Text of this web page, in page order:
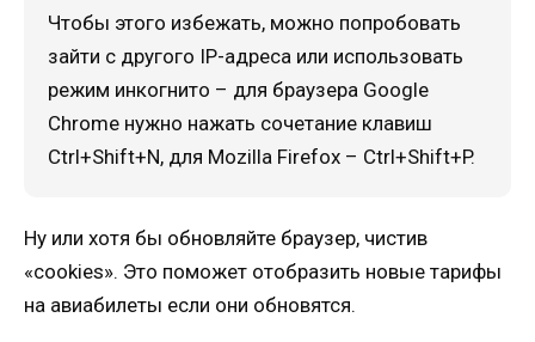
Чтобы этого избежать, можно попробовать
зайти с другого IP-адреса или использовать
режим инкогнито – для браузера Google
Chrome нужно нажать сочетание клавиш
Ctrl+Shift+N, для Mozilla Firefox – Ctrl+Shift+P.
Ну или хотя бы обновляйте браузер, чистив
«cookies». Это поможет отобразить новые тарифы
на авиабилеты если они обновятся.